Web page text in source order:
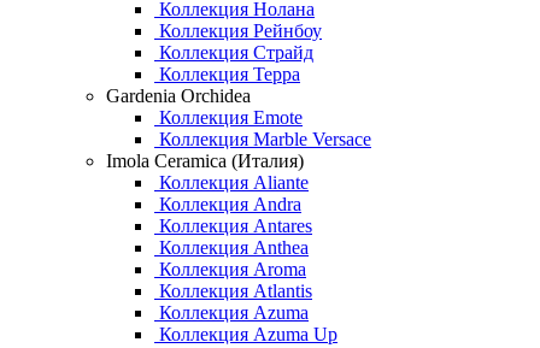
Коллекция Нолана
Коллекция Рейнбоу
Коллекция Страйд
Коллекция Терра
Gardenia Orchidea
Коллекция Emote
Коллекция Marble Versace
Imola Ceramica (Италия)
Коллекция Aliante
Коллекция Andra
Коллекция Antares
Коллекция Anthea
Коллекция Aroma
Коллекция Atlantis
Коллекция Azuma
Коллекция Azuma Up